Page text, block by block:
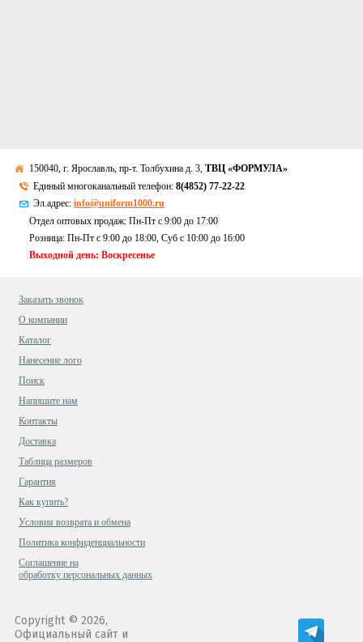
150040, г. Ярославль, пр-т. Толбухина д. 3,ТВЦ «ФОРМУЛА»
Единый многоканальный телефон:8(4852) 77-22-22
Эл.адрес:info@uniform1000.ru
Отдел оптовых продаж: Пн-Пт с 9:00 до 17:00
Розница: Пн-Пт с 9:00 до 18:00, Суб c 10:00 до 16:00
Выходной день: Воскресенье
Заказать звонок
О компании
Каталог
Нанесение лого
Поиск
Напишите нам
Контакты
Доставка
Таблица размеров
Гарантия
Как купить?
Условия возврата и обмена
Политика конфиденциальности
Cоглашение на
обработку персональных данных
Copyright © 2026,
Официальный сайт и